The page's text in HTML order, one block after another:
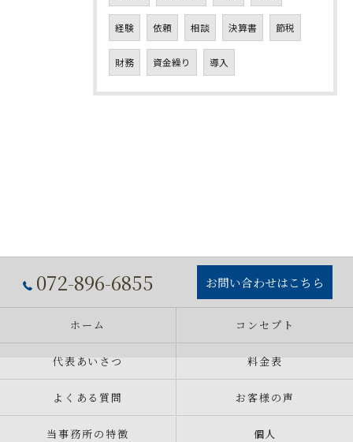
経験 依頼 相談 決算書 節税
財務 資金繰り 導入
072-896-6855 お問い合わせはこちら
ホーム コンセプト
代表あいさつ 料金表
よくある質問 お客様の声
当事務所の特徴 個人